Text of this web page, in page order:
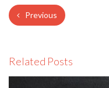
Previous
Related Posts